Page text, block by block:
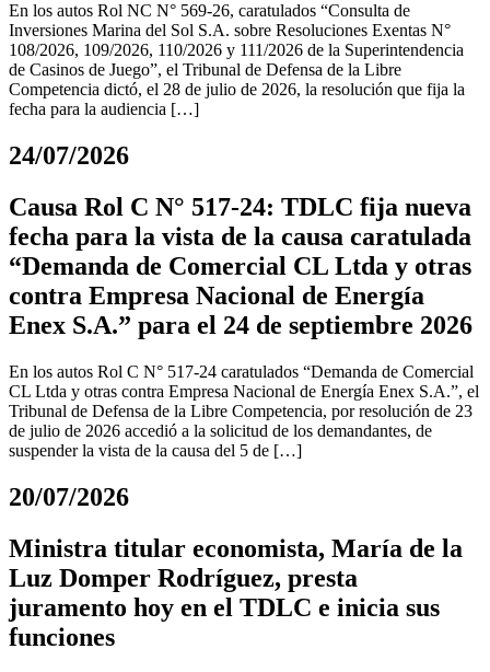
En los autos Rol NC N° 569-26, caratulados “Consulta de
Inversiones Marina del Sol S.A. sobre Resoluciones Exentas N°
108/2026, 109/2026, 110/2026 y 111/2026 de la Superintendencia
de Casinos de Juego”, el Tribunal de Defensa de la Libre
Competencia dictó, el 28 de julio de 2026, la resolución que fija la
fecha para la audiencia […]
24/07/2026
Causa Rol C N° 517-24: TDLC fija nueva
fecha para la vista de la causa caratulada
“Demanda de Comercial CL Ltda y otras
contra Empresa Nacional de Energía
Enex S.A.” para el 24 de septiembre 2026
En los autos Rol C N° 517-24 caratulados “Demanda de Comercial
CL Ltda y otras contra Empresa Nacional de Energía Enex S.A.”, el
Tribunal de Defensa de la Libre Competencia, por resolución de 23
de julio de 2026 accedió a la solicitud de los demandantes, de
suspender la vista de la causa del 5 de […]
20/07/2026
Ministra titular economista, María de la
Luz Domper Rodríguez, presta
juramento hoy en el TDLC e inicia sus
funciones